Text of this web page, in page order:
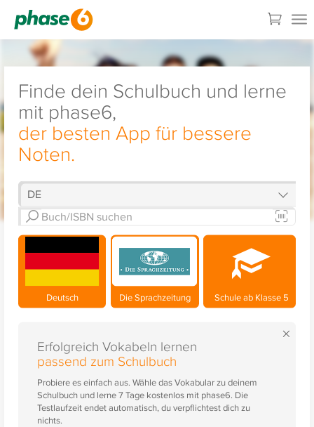
Finde dein Schulbuch und lerne
mit phase6,
der besten App für bessere
Noten.
Deutsch Die Sprachzeitung Schule ab Klasse 5
×
Erfolgreich Vokabeln lernen
passend zum Schulbuch
Probiere es einfach aus. Wähle das Vokabular zu deinem
Schulbuch und lerne 7 Tage kostenlos mit phase6. Die
Testlaufzeit endet automatisch, du verpflichtest dich zu
nichts.